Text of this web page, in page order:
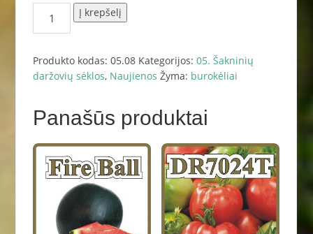
€1.50.€1.00.
kiekis:
Pablo
~
Į krepšelį
Produkto kodas: 05.08 Kategorijos: 05. Šakninių
daržovių sėklos, Naujienos Žyma: burokėliai
Panašūs produktai